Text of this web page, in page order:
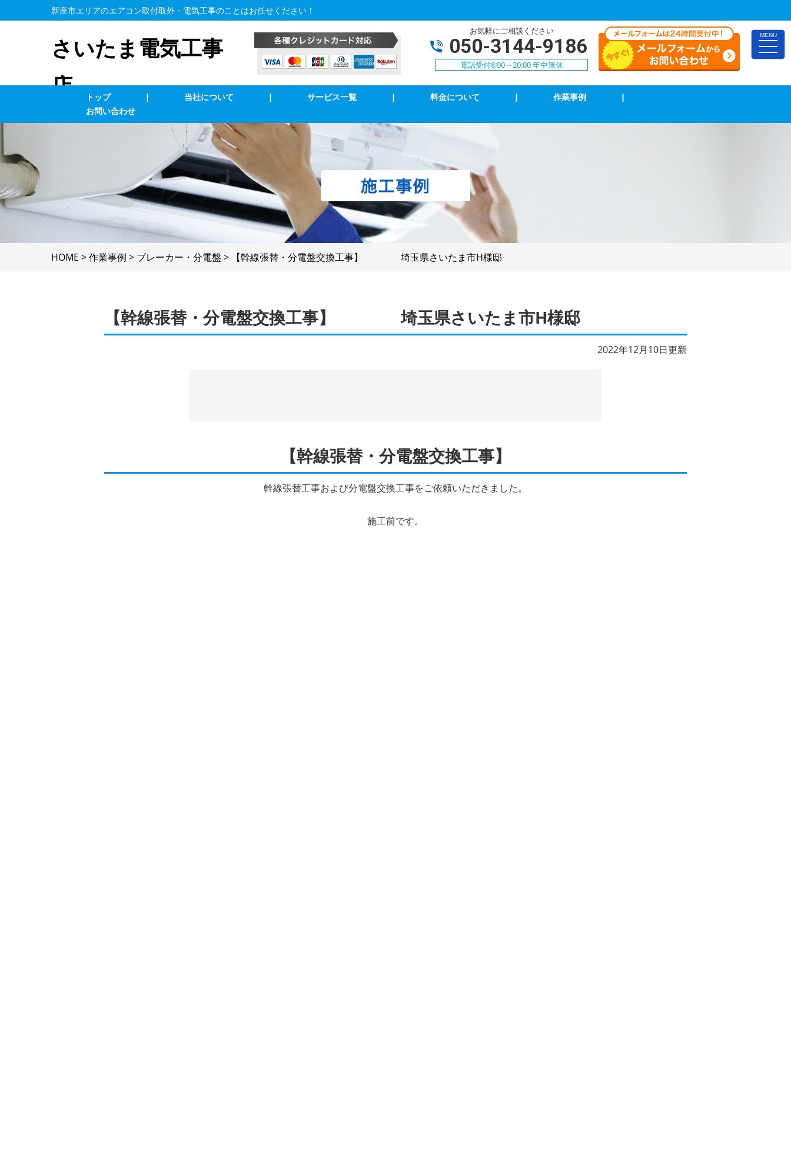
MENU
toggle
新座市エリアのエアコン取付取外・電気工事のことはお任せください！
さいたま電気工事
店
お気軽にご相談ください
050-3144-9186
電話受付8:00～20:00 年中無休
トップ | 当社について | サービス一覧
業務用エアコン交換・取付・修理 エアコン修理・取付 TVアンテナ修理・取付
インターホン修理・取付
コンセント修理・取付 スイッチ修理・取付
単相３線式切替工事
換気扇等修理・取付 漏電調査・修理
家庭用EV充電工事 4k・8k受信工事
| 料金について | 作業事例
|
お問い合わせ
HOME >作業事例 > ブレーカー・分電盤 > 【幹線張替・分電盤交換工事】 埼玉県さいたま市H様邸
【幹線張替・分電盤交換工事】 埼玉県さいたま市H様邸
2022年12月10日更新
【幹線張替・分電盤交換工事】
幹線張替工事および分電盤交換工事をご依頼いただきました。
施工前です。